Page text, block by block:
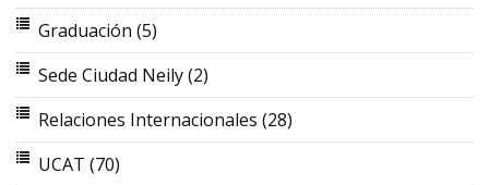
Graduación (5)
Sede Ciudad Neily(2)
Relaciones Internacionales (28)
UCAT (70)